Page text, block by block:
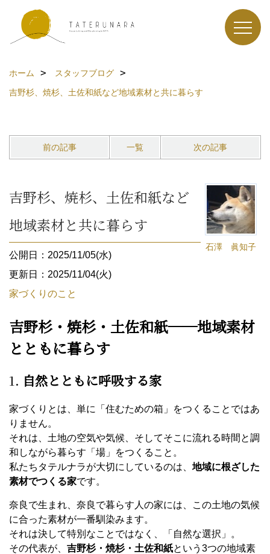
ホーム
スタッフブログ
吉野杉、焼杉、土佐和紙など地域素材と共に暮らす
前の記事 一覧 次の記事
石澤 眞知子
吉野杉、焼杉、土佐和紙など
地域素材と共に暮らす
公開日：2025/11/05(水)
更新日：2025/11/04(火)
家づくりのこと
吉野杉・焼杉・土佐和紙──地域素材
とともに暮らす
1. 自然とともに呼吸する家
家づくりとは、単に「住むための箱」をつくることではあ
りません。
それは、土地の空気や気候、そしてそこに流れる時間と調
和しながら暮らす「場」をつくること。
私たちタテルナラが大切にしているのは、 地域に根ざした
素材でつくる家です。
奈良で生まれ、奈良で暮らす人の家には、この土地の気候
に合った素材が一番馴染みます。
それは決して特別なことではなく、「自然な選択」。
その代表が、 吉野杉・焼杉・土佐和紙という3つの地域素